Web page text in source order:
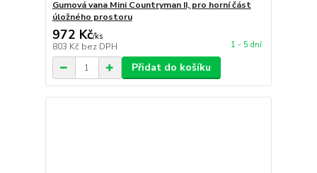
Gumová vana Mini Countryman II, pro horní část
úložného prostoru
972 Kč/ks
803 Kč bez DPH 1 - 5 dní
Přidat do košíku